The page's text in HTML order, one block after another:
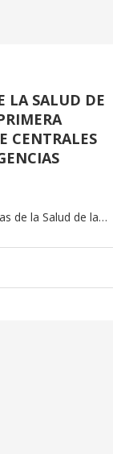
LA SALUD DE
CENTRALES
de la Salud de la…